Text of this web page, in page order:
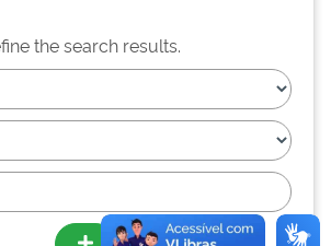
the search results.